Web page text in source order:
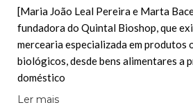
[Maria João Leal Pereira e Marta
fundadora do Quintal Bioshop, que
mercearia especializada em produtos
biológicos, desde bens alimentares a
doméstico
Ler mais